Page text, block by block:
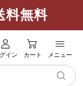
料無料
イン カート メニュー